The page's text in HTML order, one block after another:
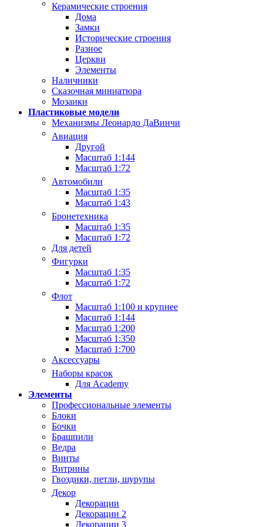
Керамические строения
Дома
Замки
Исторические строения
Разное
Церкви
Элементы
Наличники
Сказочная миниатюра
Мозаики
Пластиковые модели
Механизмы Леонардо ДаВинчи
Авиация
Другой
Масштаб 1:144
Масштаб 1:72
Автомобили
Масштаб 1:35
Масштаб 1:43
Бронетехника
Масштаб 1:35
Масштаб 1:72
Для детей
Фигурки
Масштаб 1:35
Масштаб 1:72
Флот
Масштаб 1:100 и крупнее
Масштаб 1:144
Масштаб 1:200
Масштаб 1:350
Масштаб 1:700
Аксессуары
Наборы красок
Для Academy
Элементы
Профессиональные элементы
Блоки
Бочки
Брашпили
Ведра
Винты
Витрины
Гвоздики, петли, шурупы
Декор
Декорации
Декорации 2
Декорации 3